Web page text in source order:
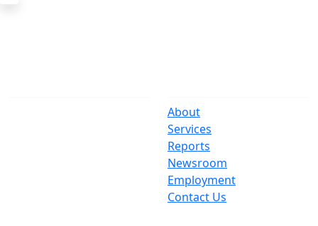
About
Services
Reports
Newsroom
Employment
Contact Us